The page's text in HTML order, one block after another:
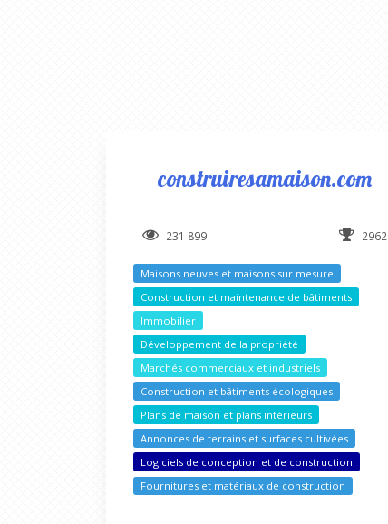
construiresamaison.com
231 899 2962
Maisons neuves et maisons sur mesure
Construction et maintenance de bâtiments
Immobilier
Développement de la propriété
Marchés commerciaux et industriels
Construction et bâtiments écologiques
Plans de maison et plans intérieurs
Annonces de terrains et surfaces cultivées
Logiciels de conception et de construction
Fournitures et matériaux de construction